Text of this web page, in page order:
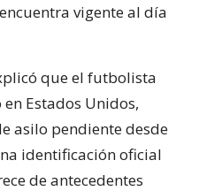
vigente al día
que el futbolista
Estados Unidos,
asilo pendiente desde
identificación oficial
de antecedentes